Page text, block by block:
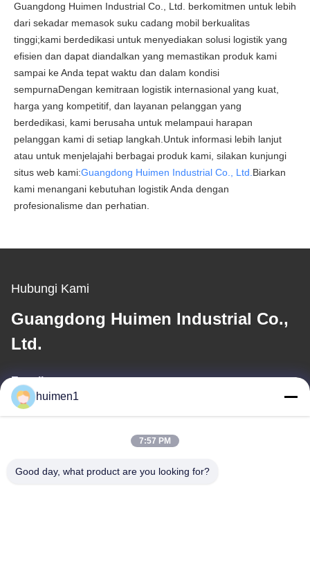
Guangdong Huimen Industrial Co., Ltd. berkomitmen untuk lebih
dari sekadar memasok suku cadang mobil berkualitas
tinggi;kami berdedikasi untuk menyediakan solusi logistik yang
efisien dan dapat diandalkan yang memastikan produk kami
sampai ke Anda tepat waktu dan dalam kondisi
sempurnaDengan kemitraan logistik internasional yang kuat,
harga yang kompetitif, dan layanan pelanggan yang
berdedikasi, kami berusaha untuk melampaui harapan
pelanggan kami di setiap langkah.Untuk informasi lebih lanjut
atau untuk menjelajahi berbagai produk kami, silakan kunjungi
situs web kami:Guangdong Huimen Industrial Co., Ltd. Biarkan
kami menangani kebutuhan logistik Anda dengan
profesionalisme dan perhatian.
Hubungi Kami
Guangdong Huimen Industrial Co.,
Ltd.
E-mail
huimen1
7:57 PM
Good day, what product are you looking for?